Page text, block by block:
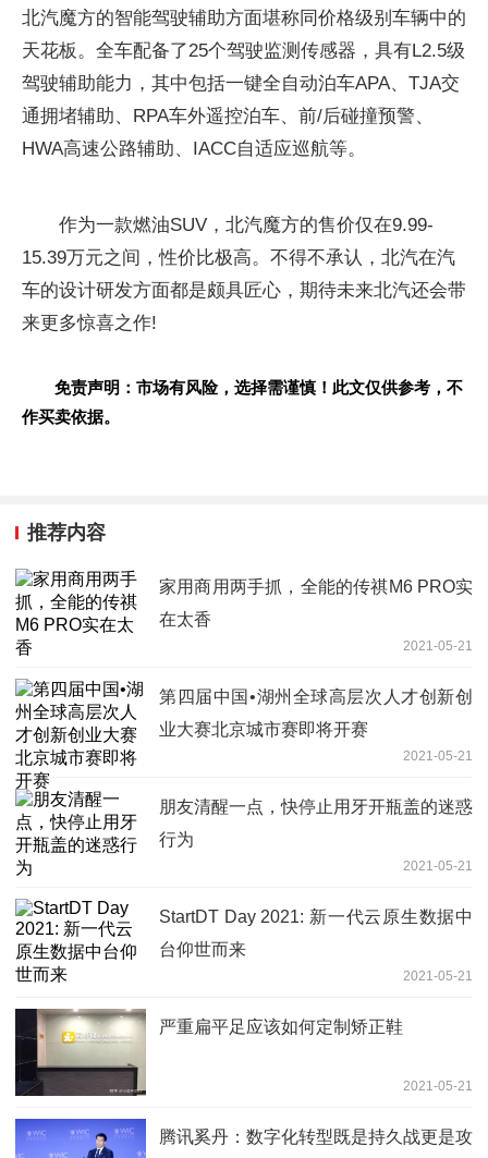
北汽魔方的智能驾驶辅助方面堪称同价格级别车辆中的
天花板。全车配备了25个驾驶监测传感器，具有L2.5级
驾驶辅助能力，其中包括一键全自动泊车APA、TJA交
通拥堵辅助、RPA车外遥控泊车、前/后碰撞预警、
HWA高速公路辅助、IACC自适应巡航等。
作为一款燃油SUV，北汽魔方的售价仅在9.99-
15.39万元之间，性价比极高。不得不承认，北汽在汽
车的设计研发方面都是颇具匠心，期待未来北汽还会带
来更多惊喜之作!
免责声明：市场有风险，选择需谨慎！此文仅供参考，不
作买卖依据。
推荐内容
家用商用两手抓，全能的传祺M6 PRO实
在太香
2021-05-21
第四届中国•湖州全球高层次人才创新创
业大赛北京城市赛即将开赛
2021-05-21
朋友清醒一点，快停止用牙开瓶盖的迷惑
行为
2021-05-21
StartDT Day 2021: 新一代云原生数据中
台仰世而来
2021-05-21
严重扁平足应该如何定制矫正鞋
2021-05-21
腾讯奚丹：数字化转型既是持久战更是攻